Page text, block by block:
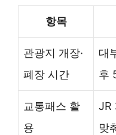
항목
관광지 개장·
폐장 시간
대
후
교통패스 활
용
JR
맞